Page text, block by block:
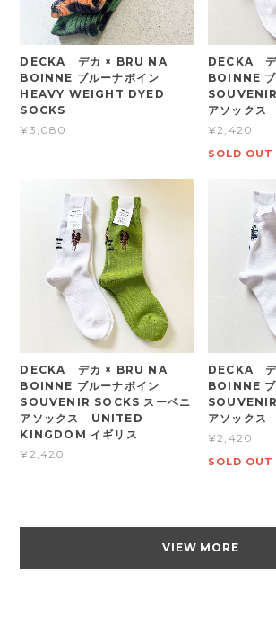
DECKA デカ × BRU NA
BOINNE ブルーナボイン
HEAVY WEIGHT DYED
SOCKS
¥3,080
DECKA
BOINNE
アソックス
¥2,420
SOLD OUT
DECKA デカ × BRU NA
BOINNE ブルーナボイン
SOUVENIR SOCKS スーベニ
アソックス UNITED
KINGDOM イギリス
¥2,420
DECKA
BOINNE
アソック
¥2,420
SOLD OUT
VIEW MORE